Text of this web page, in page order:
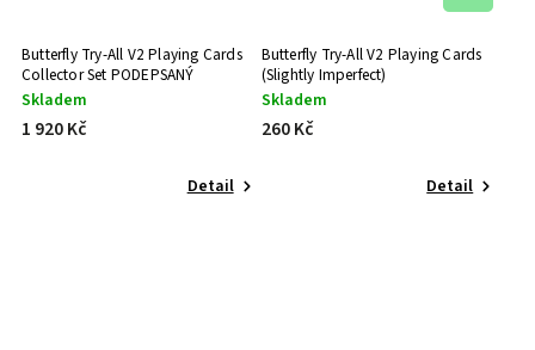
Butterfly Try-All V2 Playing Cards
Collector Set PODEPSANÝ
Skladem
1 920 Kč
Detail
Butterfly Try-All V2 Playing Cards
(Slightly Imperfect)
Skladem
260 Kč
Detail